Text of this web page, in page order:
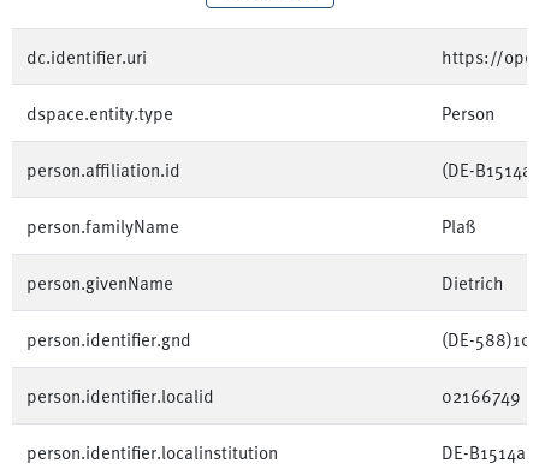
dc.identifier.uri https://
dspace.entity.type Person
person.affiliation.id (DE-
person.familyName Plaß
person.givenName Dietrich
person.identifier.gnd (DE-
person.identifier.localid 02166749
person.identifier.localinstitution DE-B1514a